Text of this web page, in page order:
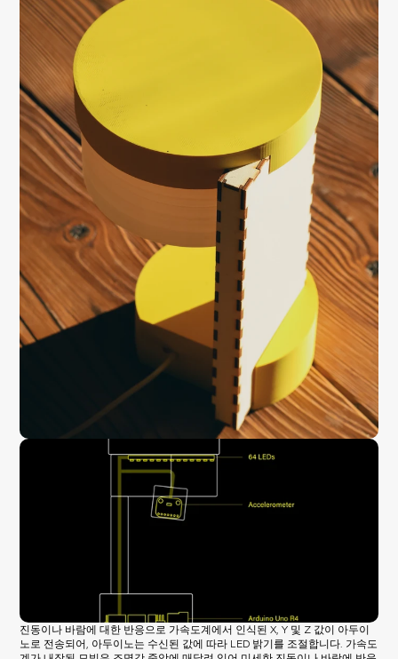
진동이나 바람에 대한 반응으로 가속도계에서 인식된 X, Y 및 Z 값이 아두이
노로 전송되어, 아두이노는 수신된 값에 따라 LED 밝기를 조절합니다. 가속도